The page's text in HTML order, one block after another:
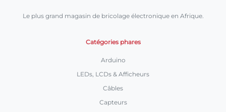
Le plus grand magasin de bricolage électronique en Afrique.
Catégories phares
Arduino
LEDs, LCDs & Afficheurs
Câbles
Capteurs